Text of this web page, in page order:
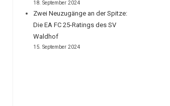
18. September 2024
Zwei Neuzugänge an der Spitze:
Die EA FC 25-Ratings des SV
Waldhof
15. September 2024